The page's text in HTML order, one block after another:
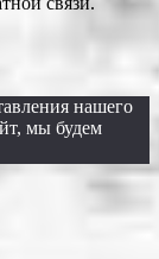
нашего
мы будем